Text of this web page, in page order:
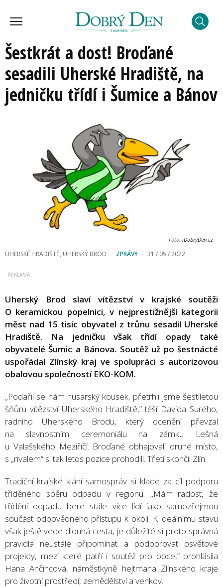
Šestkrát a dost! Broďané
sesadili Uherské Hradiště, na
jedničku třídí i Šumice a Bánov
Foto: iDobryDen.cz
UHERSKÉ HRADIŠTĚ, UHERSKÝ BROD ZPRÁVY 31 / 05 / 2022
Uherský Brod slaví vítězství v krajské soutěži
O keramickou popelnici, v nejprestižnější kategorii
měst nad 15 tisíc obyvatel z trůnu sesadil Uherské
Hradiště. Na jedničku však třídí opady také
obyvatelé Šumic a Bánova. Soutěž už po šestnácté
uspořádal Zlínský kraj ve spolupráci s autorizovou
obalovou společností EKO-KOM.
„Podařil se nám husarský kousek, přetrhli jsme šestiletou
šňůru vítězství Uherského Hradiště,“ těší Davida Surého,
radního Uherského Brodu, který ocenění převzal
na slavnostním ceremoniálu na zámku Lešná
u Valašského Meziříčí. Broďané obhajovali druhé místo,
s „rivalem“ si tak letos pozice prohodili. Třetí skončil Zlín.
Tradiční krajské klání samospráv si klade za cíl podporu
tříděného sběru odpadu v regionu. „Mám radost, že
třídění odpadu bere stále více lidí jako samozřejmou
součást odpovědného přístupu k okolí. K ideálnímu stavu
však ještě vede dlouhá cesta, je důležité si proto správná
pravidla neustále připomínat a podporovat osvětové
projekty, mezi které patří i soutěž pro obce,“ prohlásila
Hana Ančincová, náměstkyně hejtmana Zlínského kraje
pro životní prostředí, zemědělství a venkov.